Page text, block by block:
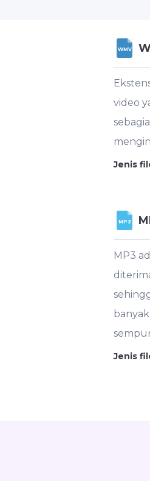
WMV
video
Jenis
MP3
MP3
Jenis